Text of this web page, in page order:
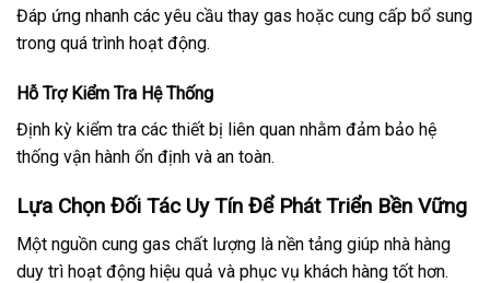
Đáp ứng nhanh các yêu cầu thay gas hoặc cung cấp bổ sung
trong quá trình hoạt động.
Hỗ Trợ Kiểm Tra Hệ Thống
Định kỳ kiểm tra các thiết bị liên quan nhằm đảm bảo hệ
thống vận hành ổn định và an toàn.
Lựa Chọn Đối Tác Uy Tín Để Phát Triển Bền Vững
Một nguồn cung gas chất lượng là nền tảng giúp nhà hàng
duy trì hoạt động hiệu quả và phục vụ khách hàng tốt hơn.